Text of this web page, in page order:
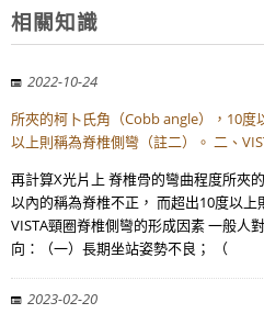
相關知識
2022-10-24
所夾的柯卜氏角（Cobb angle），10度
以上則稱為脊椎側彎（註二）。 二、
再計算X光片上 脊椎骨的彎曲程度所夾
以內的稱為脊椎不正， 而超出10度以上
VISTA頸圈脊椎側彎的形成因素 一般人
向：（一）長期坐站姿勢不良； （
2023-02-20